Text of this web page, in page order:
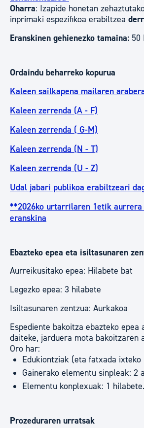
Oharra: Izapide honetan
inprimaki espezifikoa erabiltzea
Eranskinen gehienezko tamaina: 50
Ordaindu beharreko kopurua
Kaleen sailkapena mailaren
Kaleen zerrenda (A - F)
Kaleen zerrenda ( G-M)
Kaleen zerrenda (N - T)
Kaleen zerrenda (U - Z)
Udal jabari publikoa erabiltzeari
**2026ko urtarrilaren 1etik aurrera
eranskina
Ebazteko epea eta isiltasunaren
Aurreikusitako epea: Hilabete bat
Legezko epea: 3 hilabete
Isiltasunaren zentzua: Aurkakoa
Espediente bakoitza ebazteko epea
daiteke, jarduera mota bakoitzaren
Oro har:
Edukiontziak (eta fatxada ixteko
Gainerako elementu sinpleak: 2
Elementu konplexuak: 1 hilabete.
Prozeduraren urratsak